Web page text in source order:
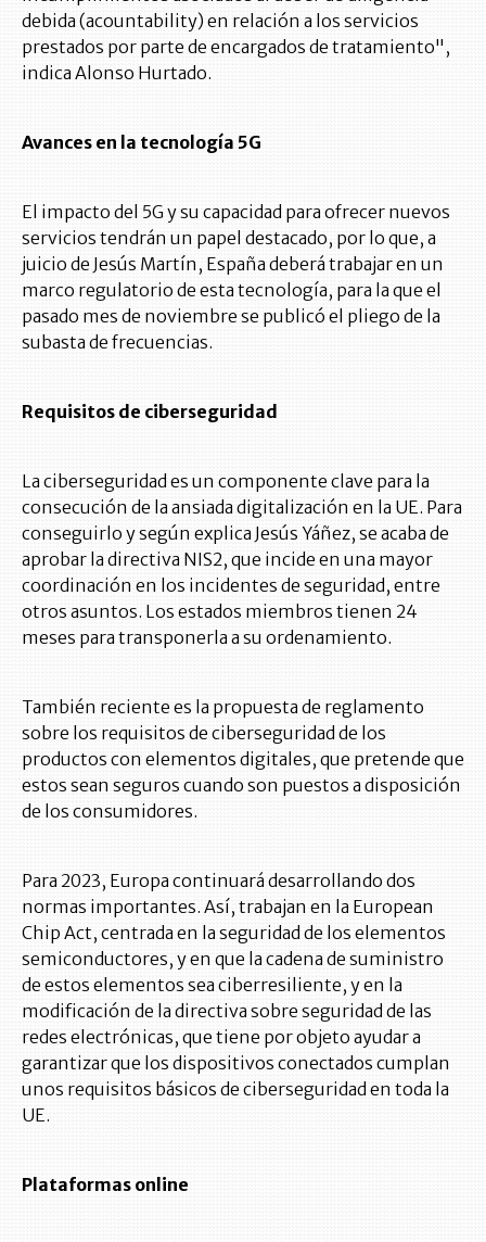
debida (acountability) en relación a los servicios
prestados por parte de encargados de tratamiento",
indica Alonso Hurtado.
Avances en la tecnología 5G
El impacto del 5G y su capacidad para ofrecer nuevos
servicios tendrán un papel destacado, por lo que, a
juicio de Jesús Martín, España deberá trabajar en un
marco regulatorio de esta tecnología, para la que el
pasado mes de noviembre se publicó el pliego de la
subasta de frecuencias.
Requisitos de ciberseguridad
La ciberseguridad es un componente clave para la
consecución de la ansiada digitalización en la UE. Para
conseguirlo y según explica Jesús Yáñez, se acaba de
aprobar la directiva NIS2, que incide en una mayor
coordinación en los incidentes de seguridad, entre
otros asuntos. Los estados miembros tienen 24
meses para transponerla a su ordenamiento.
También reciente es la propuesta de reglamento
sobre los requisitos de ciberseguridad de los
productos con elementos digitales, que pretende que
estos sean seguros cuando son puestos a disposición
de los consumidores.
Para 2023, Europa continuará desarrollando dos
normas importantes. Así, trabajan en la European
Chip Act, centrada en la seguridad de los elementos
semiconductores, y en que la cadena de suministro
de estos elementos sea ciberresiliente, y en la
modificación de la directiva sobre seguridad de las
redes electrónicas, que tiene por objeto ayudar a
garantizar que los dispositivos conectados cumplan
unos requisitos básicos de ciberseguridad en toda la
UE.
Plataformas online